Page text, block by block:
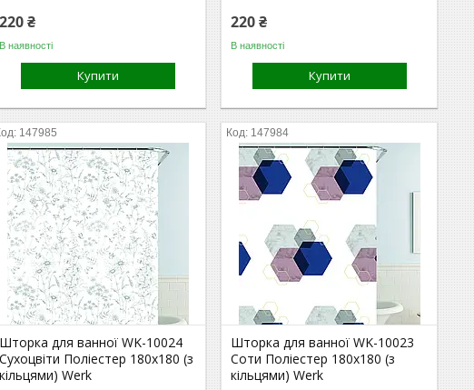
220 ₴
В наявності
Купити
220 ₴
В наявності
Купити
147985
Шторка для ванної WK-10024
Сухоцвіти Поліестер 180x180 (з
кільцями) Werk
147984
Шторка для ванної WK-10023
Соти Поліестер 180x180 (з
кільцями) Werk